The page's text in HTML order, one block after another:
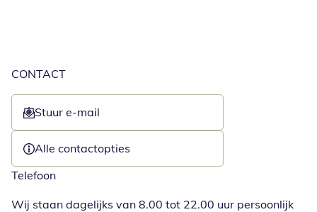
CONTACT
Stuur e-mail
Opent e-mailclient
Alle contactopties
Telefoon
Wij staan dagelijks van 8.00 tot 22.00 uur persoonlijk